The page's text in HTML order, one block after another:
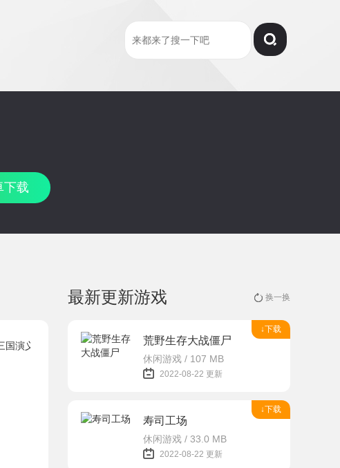
下载
最新更新游戏 换一换
↓下载
荒野生存大战僵尸
休闲游戏 / 107 MB
2022-08-22 更新
↓下载
寿司工场
休闲游戏 / 33.0 MB
2022-08-22 更新